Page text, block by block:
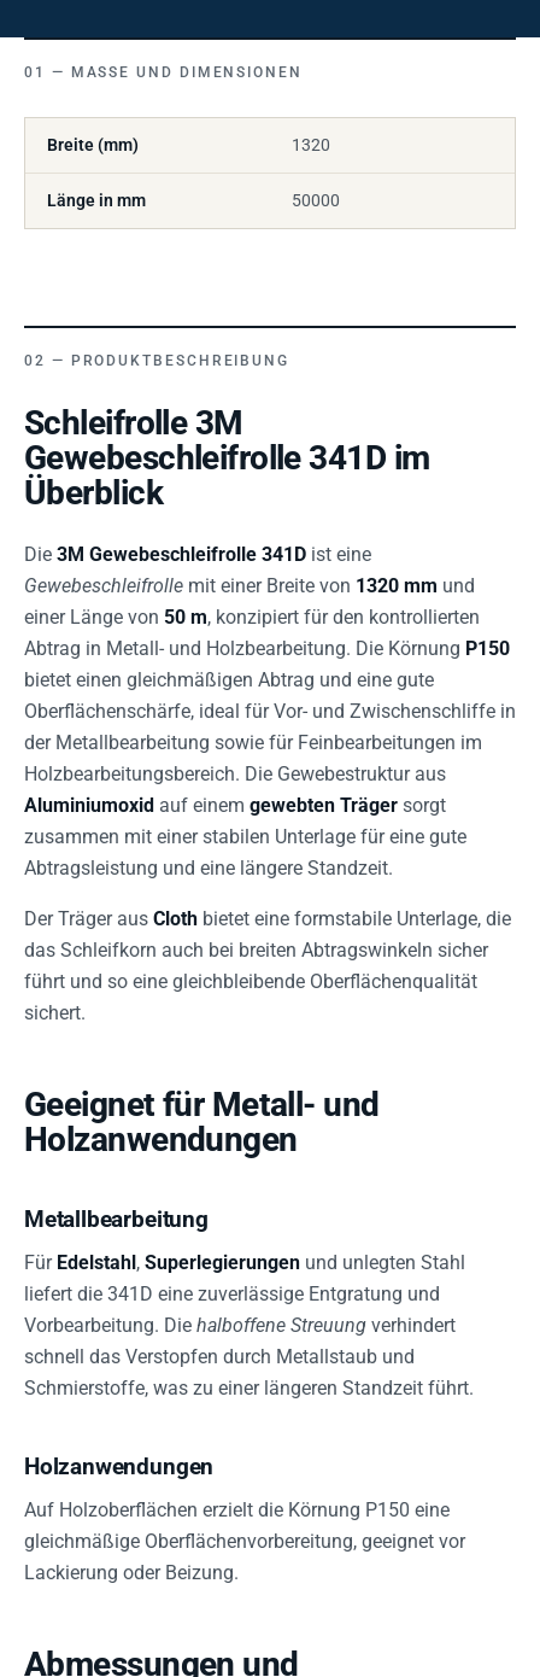
MASSE UND DIMENSIONEN
Breite (mm) 1320
Länge in mm 50000
PRODUKTBESCHREIBUNG
Schleifrolle 3M
Gewebeschleifrolle 341D im
Überblick
Die 3M Gewebeschleifrolle 341D ist eine
Gewebeschleifrolle mit einer Breite von 1320 mm und
einer Länge von 50 m, konzipiert für den kontrollierten
Abtrag in Metall- und Holzbearbeitung. Die Körnung P150
bietet einen gleichmäßigen Abtrag und eine gute
Oberflächenschärfe, ideal für Vor- und Zwischenschliffe in
der Metallbearbeitung sowie für Feinbearbeitungen im
Holzbearbeitungsbereich. Die Gewebestruktur aus
Aluminiumoxid auf einem gewebten Träger sorgt
zusammen mit einer stabilen Unterlage für eine gute
Abtragsleistung und eine längere Standzeit.
Der Träger aus Cloth bietet eine formstabile Unterlage, die
das Schleifkorn auch bei breiten Abtragswinkeln sicher
führt und so eine gleichbleibende Oberflächenqualität
sichert.
Geeignet für Metall- und
Holzanwendungen
Metallbearbeitung
Für Edelstahl, Superlegierungen und unlegten Stahl
liefert die 341D eine zuverlässige Entgratung und
Vorbearbeitung. Die halboffene Streuung verhindert
schnell das Verstopfen durch Metallstaub und
Schmierstoffe, was zu einer längeren Standzeit führt.
Holzanwendungen
Auf Holzoberflächen erzielt die Körnung P150 eine
gleichmäßige Oberflächenvorbereitung, geeignet vor
Lackierung oder Beizung.
Abmessungen und